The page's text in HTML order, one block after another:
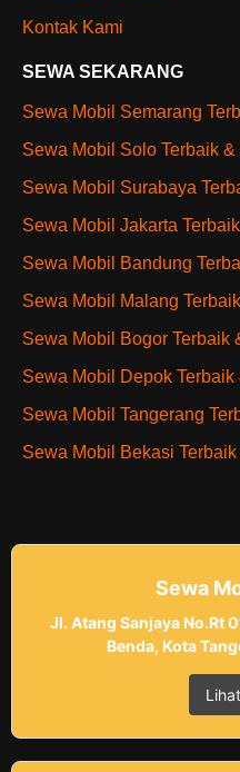
Kontak Kami
SEWA SEKARANG
Sewa Mobil Semarang
Sewa Mobil Solo Terbaik &
Sewa Mobil Surabaya
Sewa Mobil Jakarta
Sewa Mobil Bandung
Sewa Mobil Malang
Sewa Mobil Bogor Terbaik
Sewa Mobil Depok Terbaik
Sewa Mobil Tangerang
Sewa Mobil Bekasi Terbaik
Sewa
Jl. Atang Sanjaya No.Rt
Benda, Kota